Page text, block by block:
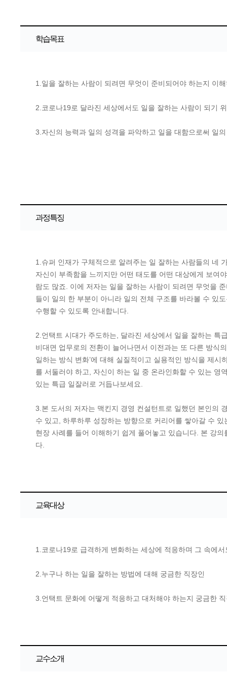
학습목표
1.일을 잘하는 사람이 되려면 무엇이 준비되어야 하는지 이
2.코로나19로 달라진 세상에서도 일을 잘하는 사람이 되기
3.자신의 능력과 일의 성격을 파악하고 일을 대함으로써 일
과정특징
1.슈퍼 인재가 구체적으로 알려주는 일 잘하는 사람들의 네
자신이 부족함을 느끼지만 어떤 태도를 어떤 대상에게 보여
람도 많죠. 이에 저자는 일을 잘하는 사람이 되려면 무엇을
들이 일의 한 부분이 아니라 일의 전체 구조를 바라볼 수 있
수행할 수 있도록 안내합니다.
2.언택트 시대가 주도하는, 달라진 세상에서 일을 잘하는 특
비대면 업무로의 전환이 늘어나면서 이전과는 또 다른 방식
일하는 방식 변화’에 대해 실질적이고 실용적인 방식을 제
를 서둘러야 하고, 자신이 하는 일 중 온라인화할 수 있는 영
있는 특급 일잘러로 거듭나보세요.
3.본 도서의 저자는 맥킨지 경영 컨설턴트로 일했던 본인의
수 있고, 하루하루 성장하는 방향으로 커리어를 쌓아갈 수
현장 사례를 들어 이해하기 쉽게 풀어놓고 있습니다. 본 강
다.
교육대상
1.코로나19로 급격하게 변화하는 세상에 적응하며 그 속에
2.누구나 하는 일을 잘하는 방법에 대해 궁금한 직장인
3.언택트 문화에 어떻게 적응하고 대처해야 하는지 궁금한
교수소개